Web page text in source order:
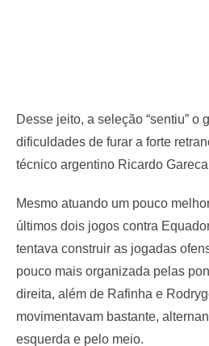
Desse jeito, a seleção “sentiu” o
dificuldades de furar a forte
técnico argentino Ricardo
Mesmo atuando um pouco
últimos dois jogos contra
tentava construir as jogadas
pouco mais organizada pelas
direita, além de Rafinha e
movimentavam bastante,
esquerda e pelo meio.